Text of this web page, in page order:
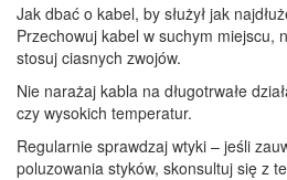
Jak dbać o kabel, by służył jak
Przechowuj kabel w suchym miejscu,
stosuj ciasnych zwojów.
Nie narażaj kabla na długotrwałe
czy wysokich temperatur.
Regularnie sprawdzaj wtyki – jeśli
poluzowania styków, skonsultuj się z